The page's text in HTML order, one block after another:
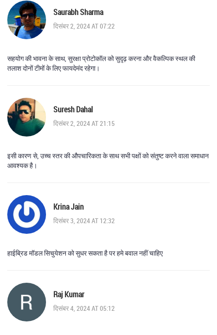
Saurabh Sharma
दिसंबर 2, 2024 AT 07:22
सहयोग की भावना के साथ, सुरक्षा प्रोटोकॉल को सुदृढ़ करना और वैकल्पिक स्थल की
तलाश दोनों टीमों के लिए फायदेमंद रहेगा।
Suresh Dahal
दिसंबर 2, 2024 AT 21:15
इसी कारण से, उच्च स्तर की औपचारिकता के साथ सभी पक्षों को संतुष्ट करने वाला समाधान
आवश्यक है।
Krina Jain
दिसंबर 3, 2024 AT 12:32
हाईब्रिड मॉडल सिचुयेशन को सुधर सकता है पर हमे बवाल नहीं चाहिए
Raj Kumar
दिसंबर 4, 2024 AT 05:12